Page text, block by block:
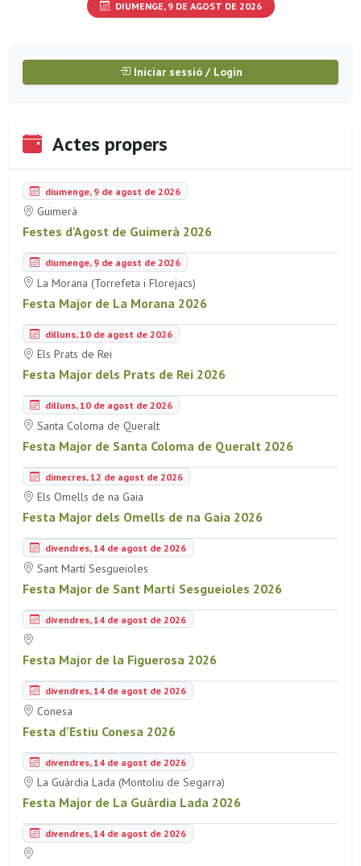
DIUMENGE, 9 DE AGOST DE 2026
Iniciar sessió / Login
Actes propers
diumenge, 9 de agost de 2026
Guimerà
Festes d'Agost de Guimerà 2026
diumenge, 9 de agost de 2026
La Morana (Torrefeta i Florejacs)
Festa Major de La Morana 2026
dilluns, 10 de agost de 2026
Els Prats de Rei
Festa Major dels Prats de Rei 2026
dilluns, 10 de agost de 2026
Santa Coloma de Queralt
Festa Major de Santa Coloma de Queralt 2026
dimecres, 12 de agost de 2026
Els Omells de na Gaia
Festa Major dels Omells de na Gaia 2026
divendres, 14 de agost de 2026
Sant Martí Sesgueioles
Festa Major de Sant Martí Sesgueioles 2026
divendres, 14 de agost de 2026
Festa Major de la Figuerosa 2026
divendres, 14 de agost de 2026
Conesa
Festa d'Estiu Conesa 2026
divendres, 14 de agost de 2026
La Guàrdia Lada (Montoliu de Segarra)
Festa Major de La Guàrdia Lada 2026
divendres, 14 de agost de 2026